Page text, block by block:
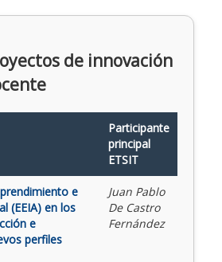
de innovación
Participante
principal
ETSIT
e
(EEIA) en los
e
perfiles
Juan Pablo
De Castro
Fernández